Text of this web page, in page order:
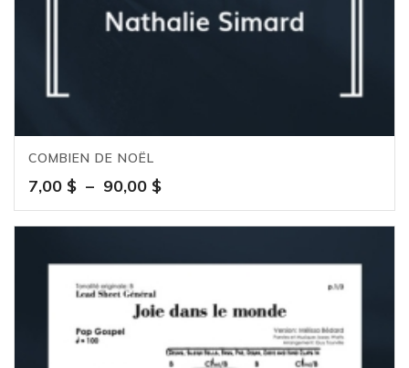
COMBIEN DE NOËL
7,00 $ – 90,00 $Plage
de
prix :
à